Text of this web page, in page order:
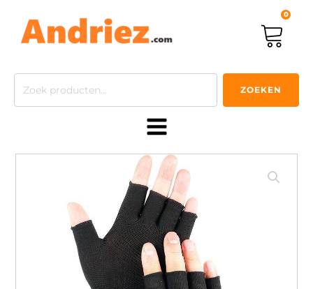
0
Zoeken
ZOEKEN